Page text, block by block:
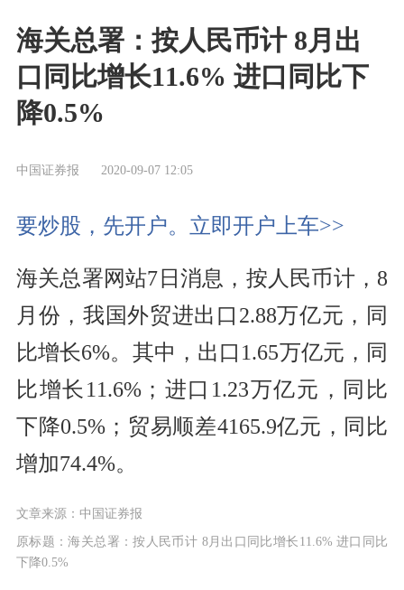
海关总署：按人民币计 8月出
口同比增长11.6% 进口同比下
降0.5%
中国证券报 2020-09-07 12:05
要炒股，先开户。立即开户上车>>
海关总署网站7日消息，按人民币计，8
月份，我国外贸进出口2.88万亿元，同
比增长6%。其中，出口1.65万亿元，同
比增长11.6%；进口1.23万亿元，同比
下降0.5%；贸易顺差4165.9亿元，同比
增加74.4%。
文章来源：中国证券报
原标题：海关总署：按人民币计 8月出口同比增长11.6% 进口同比
下降0.5%